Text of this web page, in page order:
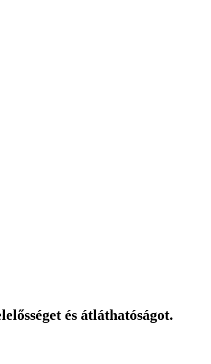
és átláthatóságot.